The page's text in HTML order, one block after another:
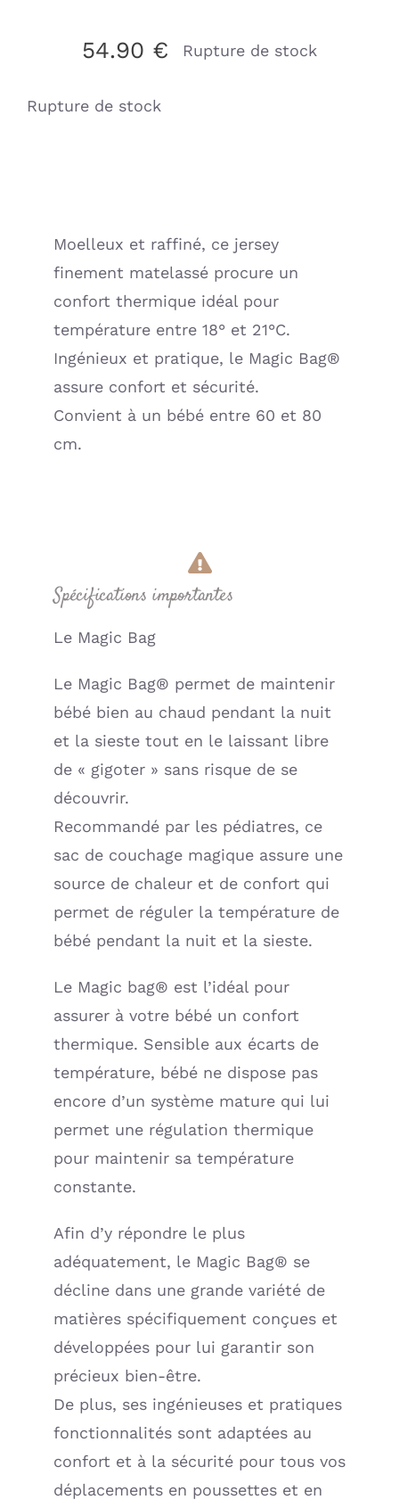
54.90 € Rupture de stock
Rupture de stock
Moelleux et raffiné, ce jersey
finement matelassé procure un
confort thermique idéal pour
température entre 18° et 21°C.
Ingénieux et pratique, le Magic Bag®
assure confort et sécurité.
Convient à un bébé entre 60 et 80
cm.
Spécifications importantes
Le Magic Bag
Le Magic Bag® permet de maintenir
bébé bien au chaud pendant la nuit
et la sieste tout en le laissant libre
de « gigoter » sans risque de se
découvrir.
Recommandé par les pédiatres, ce
sac de couchage magique assure une
source de chaleur et de confort qui
permet de réguler la température de
bébé pendant la nuit et la sieste.
Le Magic bag® est l’idéal pour
assurer à votre bébé un confort
thermique. Sensible aux écarts de
température, bébé ne dispose pas
encore d’un système mature qui lui
permet une régulation thermique
pour maintenir sa température
constante.
Afin d’y répondre le plus
adéquatement, le Magic Bag® se
décline dans une grande variété de
matières spécifiquement conçues et
développées pour lui garantir son
précieux bien-être.
De plus, ses ingénieuses et pratiques
fonctionnalités sont adaptées au
confort et à la sécurité pour tous vos
déplacements en poussettes et en